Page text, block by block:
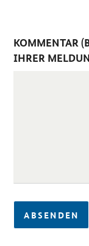
KOMMENTAR
IHRER
ABSENDEN